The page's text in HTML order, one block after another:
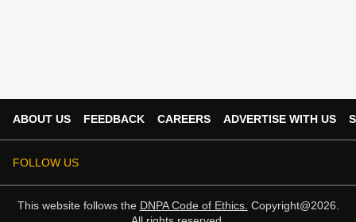
ABOUT US FEEDBACK CAREERS ADVERTISE WITH US
FOLLOW US
This website follows the DNPA Code of Ethics. Copyright@2026.